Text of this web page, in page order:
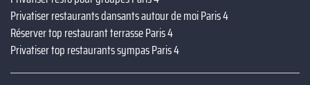
Privatiser restaurants dansants autour de moi Paris 4
Réserver top restaurant terrasse Paris 4
Privatiser top restaurants sympas Paris 4